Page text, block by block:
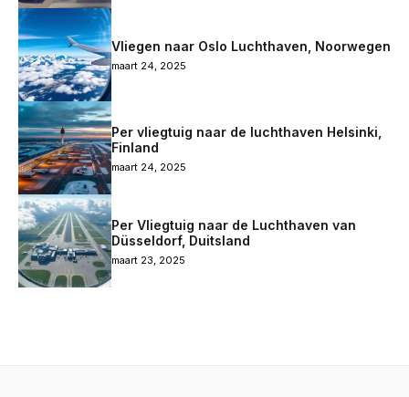
Vliegen naar Oslo Luchthaven, Noorwegen
maart 24, 2025
Per vliegtuig naar de luchthaven Helsinki,
Finland
maart 24, 2025
Per Vliegtuig naar de Luchthaven van
Düsseldorf, Duitsland
maart 23, 2025